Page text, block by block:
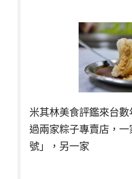
米其林美食評鑑來台
過兩家粽子專賣店，
號」，另一家